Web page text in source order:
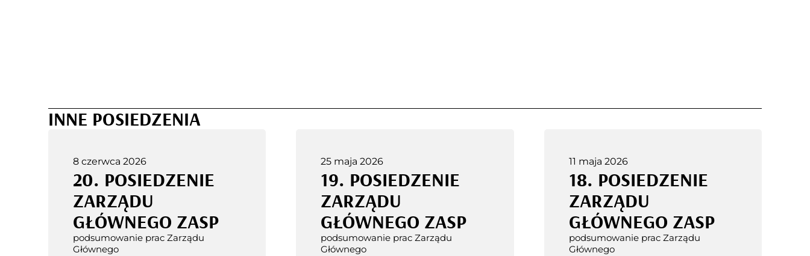
INNE POSIEDZENIA
8 czerwca 2026
20. POSIEDZENIE
ZARZĄDU
GŁÓWNEGO ZASP
podsumowanie prac Zarządu
Głównego
25 maja 2026
19. POSIEDZENIE
ZARZĄDU
GŁÓWNEGO ZASP
podsumowanie prac Zarządu
Głównego
11 maja 2026
18. POSIEDZENIE
ZARZĄDU
GŁÓWNEGO ZASP
podsumowanie prac Zarządu
Głównego